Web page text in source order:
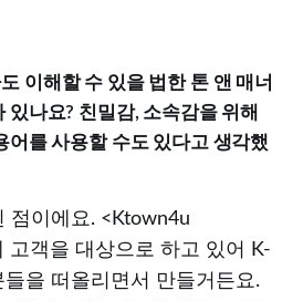
이해할 수 있을 법한 톤 앤 매너
있나요? 친밀감, 소속감을 위해
어를 사용할 수도 있다고 생각했
점이에요. <Ktown4u
고객을 대상으로 하고 있어 K-
들을 떠올리면서 만들거든요.